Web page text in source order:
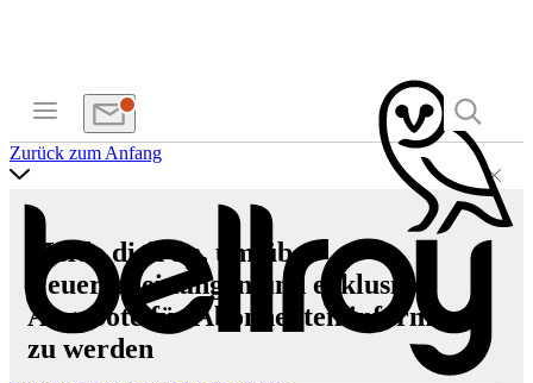
Zurück zum Anfang
Melde dich an, um über
Neuerscheinungen und exklusive
Angebote für Abonnenten informiert
zu werden